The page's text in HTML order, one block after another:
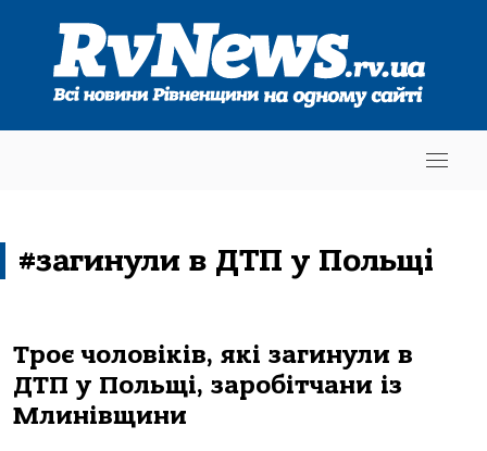
#загинули в ДТП у Польщі
Троє чоловіків, які загинули в
ДТП у Польщі, заробітчани із
Млинівщини